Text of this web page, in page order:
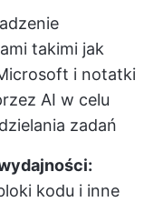
takimi jak
i notatki
AI w celu
zadań
kodu i inne